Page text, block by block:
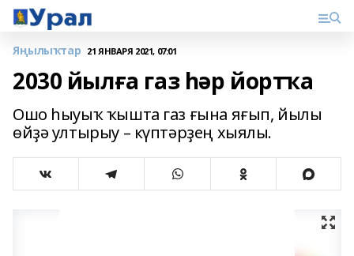
Яңылыҡтар 21 ЯНВАРЯ 2021, 07:01
2030 йылға газ һәр йортҡа
Ошо һыуыҡ ҡышта газ ғына яғып, йылы
өйҙә ултырыу – күптәрҙең хыялы.